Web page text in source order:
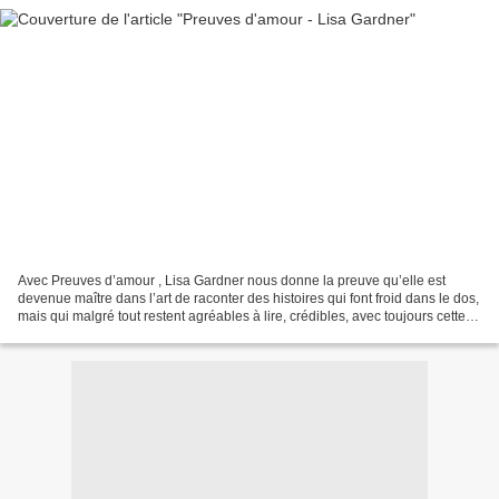
Avec Preuves d’amour , Lisa Gardner nous donne la preuve qu’elle est
devenue maître dans l’art de raconter des histoires qui font froid dans le dos,
mais qui malgré tout restent agréables à lire, crédibles, avec toujours cette